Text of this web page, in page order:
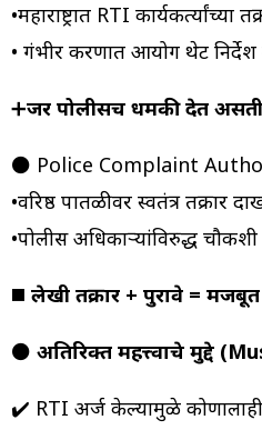
•महाराष्ट्रात RTI कार्यकर्त्यांच्या
• गंभीर प्रकरणात आयोग थेट
➕जर पोलीसच धमकी देत
⚫ Police Complaint
•वरिष्ठ पातळीवर स्वतंत्र तक्रार
•पोलीस अधिकाऱ्यांविरुद्ध
◼️ लेखी तक्रार + पुरावे =
⚫ अतिरिक्त महत्त्वाचे मुद्दे
✔️ RTI अर्ज केल्यामुळे